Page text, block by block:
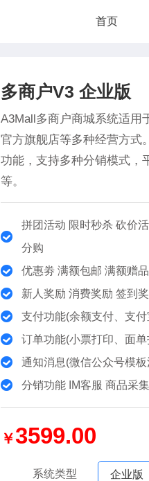
首页
多商户V3 企业版
A3Mall多商户商城系统适用
官方旗舰店等多种经营方式
功能，支持多种分销模式，
等。
拼团活动 限时秒杀 砍价
分购
优惠劵 满额包邮 满额赠
新人奖励 消费奖励 签到
支付功能(余额支付、支
订单功能(小票打印、面
通知消息(微信公众号模
分销功能 IM客服 商品采集
￥3599.00
系统类型 企业版